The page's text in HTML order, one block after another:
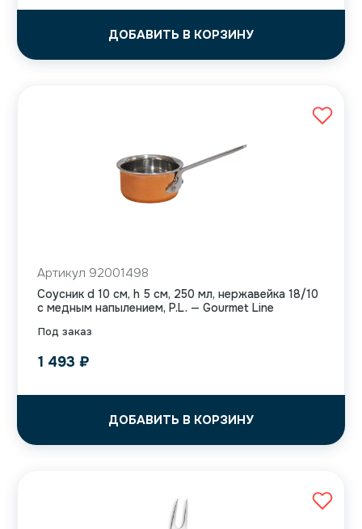
ДОБАВИТЬ В КОРЗИНУ
Под заказ
Артикул 92001498
Соусник d 10 см, h 5 см, 250 мл, нержавейка 18/10
с медным напылением, P.L. — Gourmet Line
1 493 ₽
ДОБАВИТЬ В КОРЗИНУ